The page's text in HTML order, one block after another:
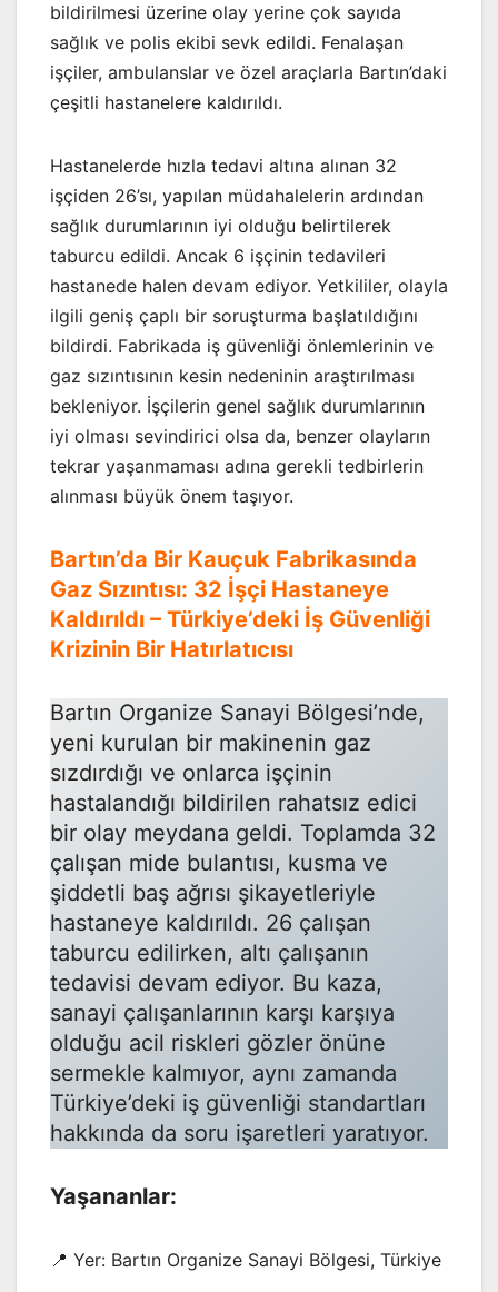
bildirilmesi üzerine olay yerine çok sayıda
sağlık ve polis ekibi sevk edildi. Fenalaşan
işçiler, ambulanslar ve özel araçlarla Bartın’daki
çeşitli hastanelere kaldırıldı.
Hastanelerde hızla tedavi altına alınan 32
işçiden 26’sı, yapılan müdahalelerin ardından
sağlık durumlarının iyi olduğu belirtilerek
taburcu edildi. Ancak 6 işçinin tedavileri
hastanede halen devam ediyor. Yetkililer, olayla
ilgili geniş çaplı bir soruşturma başlatıldığını
bildirdi. Fabrikada iş güvenliği önlemlerinin ve
gaz sızıntısının kesin nedeninin araştırılması
bekleniyor. İşçilerin genel sağlık durumlarının
iyi olması sevindirici olsa da, benzer olayların
tekrar yaşanmaması adına gerekli tedbirlerin
alınması büyük önem taşıyor.
Bartın’da Bir Kauçuk Fabrikasında
Gaz Sızıntısı: 32 İşçi Hastaneye
Kaldırıldı – Türkiye’deki İş Güvenliği
Krizinin Bir Hatırlatıcısı
Bartın Organize Sanayi Bölgesi’nde,
yeni kurulan bir makinenin gaz
sızdırdığı ve onlarca işçinin
hastalandığı bildirilen rahatsız edici
bir olay meydana geldi. Toplamda 32
çalışan mide bulantısı, kusma ve
şiddetli baş ağrısı şikayetleriyle
hastaneye kaldırıldı. 26 çalışan
taburcu edilirken, altı çalışanın
tedavisi devam ediyor. Bu kaza,
sanayi çalışanlarının karşı karşıya
olduğu acil riskleri gözler önüne
sermekle kalmıyor, aynı zamanda
Türkiye’deki iş güvenliği standartları
hakkında da soru işaretleri yaratıyor.
Yaşananlar:
📍 Yer: Bartın Organize Sanayi Bölgesi, Türkiye